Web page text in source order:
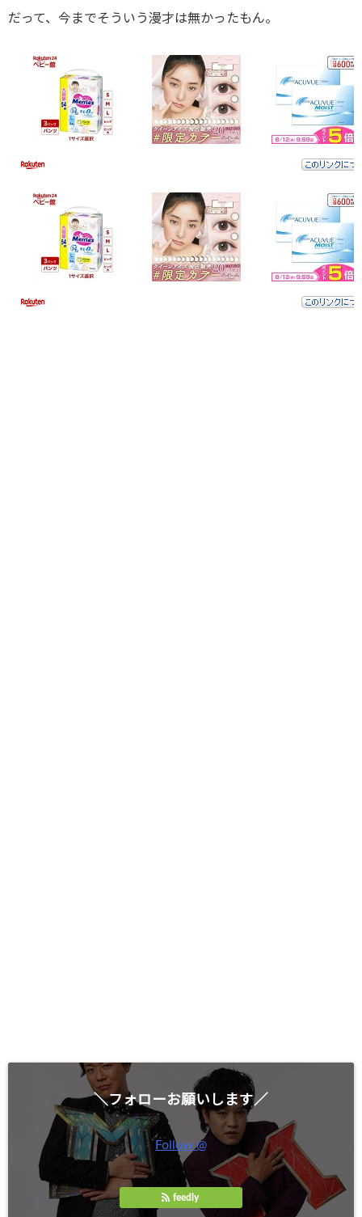
だって、今までそういう漫才は無かったもん。
＼フォローお願いします／
Follow @
feedly